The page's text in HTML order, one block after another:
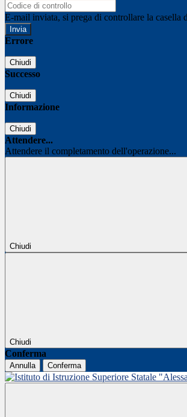
E-mail inviata, si prega di controllare la casella
Errore
Chiudi
Successo
Chiudi
Informazione
Chiudi
Attendere...
Attendere il completamento dell'operazione...
Chiudi
Chiudi
Conferma
Annulla Conferma